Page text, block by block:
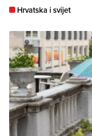
Hrvatska i svijet